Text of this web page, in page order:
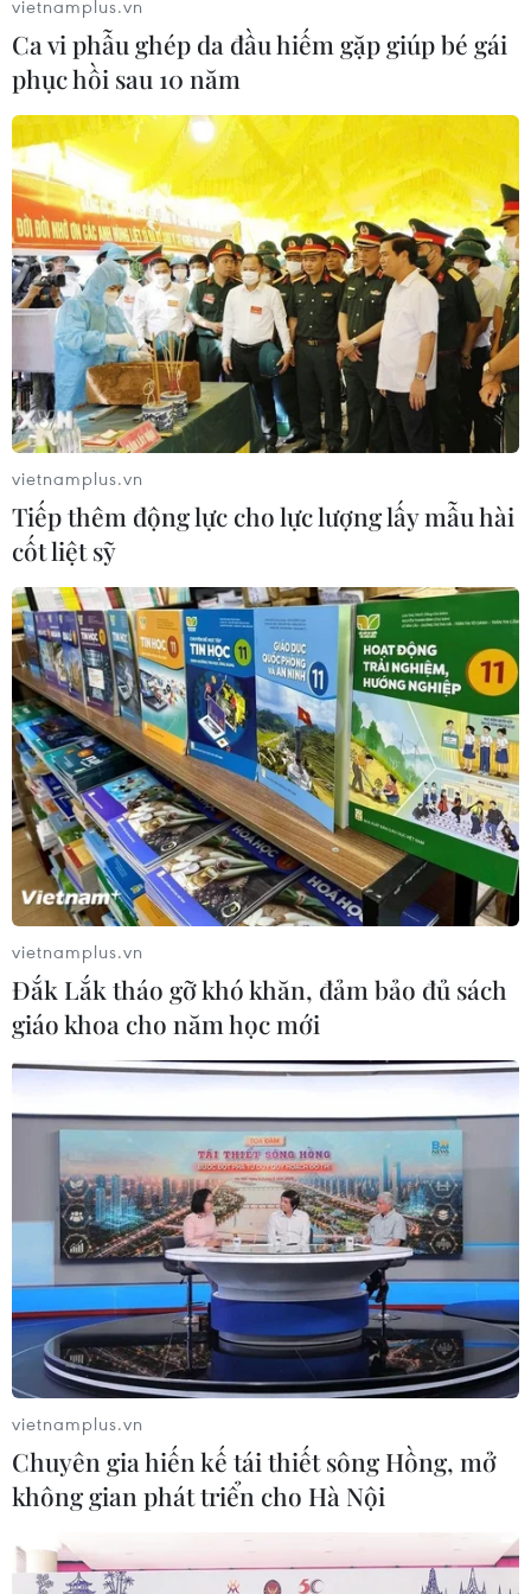
công tác hàng chục nghìn người, bao gồm cả
quân nhân, học giả, nhà báo, chánh án, luật sư
và các chính khách người Kurd để điều tra.
Hành động này của Thổ Nhĩ Kỳ đã vấp phải sự
chỉ trích của một số đồng minh châu Âu. Mới
đây nhất, Nghị viện châu Âu (EP) ngày 24/11 đã
bỏ phiếu ủng hộ việc ngừng các cuộc đàm phán
kết nạp Thổ Nhĩ Kỳ làm thành viên Liên minh
châu Âu (EU)./.
(TTXVN/Vietnam+)
#Thiết bị an ninh #Hạ viện Áo
#Thổ Nhĩ Kỳ
#Hạn chế bán vũ khí
#Xung đột vũ trang
#Bán vũ khí cho Thổ Nhĩ Kỳ
Áo Thổ Nhĩ Kỳ
Theo dõi VietnamPlus
TIN LIÊN QUAN
Thổ Nhĩ Kỳ khẳng định là thành viên
vietnamplus.vn
Ca vi phẫu ghép da đầu hiếm gặp giúp bé gái
phục hồi sau 10 năm
vietnamplus.vn
Tiếp thêm động lực cho lực lượng lấy mẫu hài
cốt liệt sỹ
vietnamplus.vn
Đắk Lắk tháo gỡ khó khăn, đảm bảo đủ sách
giáo khoa cho năm học mới
vietnamplus.vn
Chuyên gia hiến kế tái thiết sông Hồng, mở
không gian phát triển cho Hà Nội